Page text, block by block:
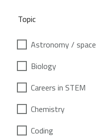
Topic
Astronomy / space
Biology
Careers in STEM
Chemistry
Coding